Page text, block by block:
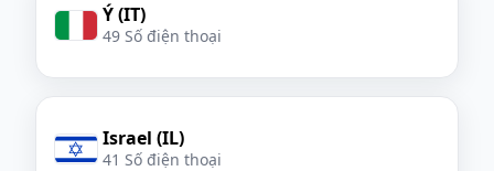
Ý (IT)
49 Số điện thoại
Israel (IL)
41 Số điện thoại